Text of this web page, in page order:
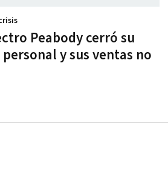
Peabody cerró su
y sus ventas no